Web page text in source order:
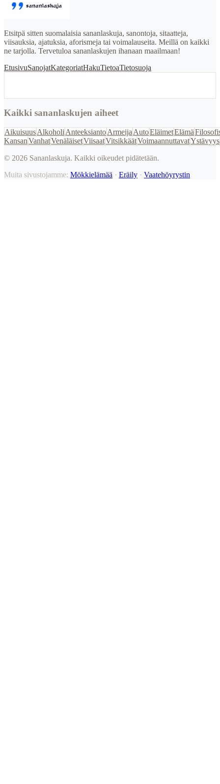
Etsitpä sitten suomalaisia sananlaskuja, sanontoja, sitaatteja,
viisauksia, ajatuksia, aforismeja tai voimalauseita. Meillä on kaikki
ne tarjolla. Tervetuloa sananlaskujen ihanaan maailmaan!
EtusivuSanojatKategoriatHakuTietoaTietosuoja
Kaikki sananlaskujen aiheet
AikuisuusAlkoholi AnteeksiantoArmeija AutoEläimetElämä
KansanVanhatVenäläisetViisaatVitsikkäätVoimaannuttavatYstävyys
© 2026 Sananlaskuja. Kaikki oikeudet pidätetään.
Muita sivustojamme: Mökkielämää · Eräily · Vaatehöyrystin